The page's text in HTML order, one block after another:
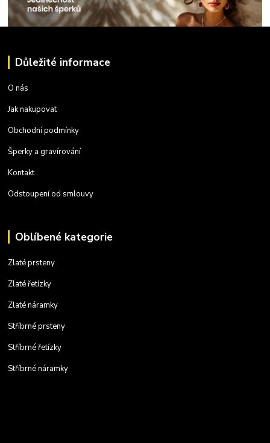
Důležité informace
O nás
Jak nakupovat
Obchodní podmínky
Šperky a gravírování
Kontakt
Odstoupení od smlouvy
Oblíbené kategorie
Zlaté prsteny
Zlaté řetízky
Zlaté náramky
Stříbrné prsteny
Stříbrné řetízky
Stříbrné náramky